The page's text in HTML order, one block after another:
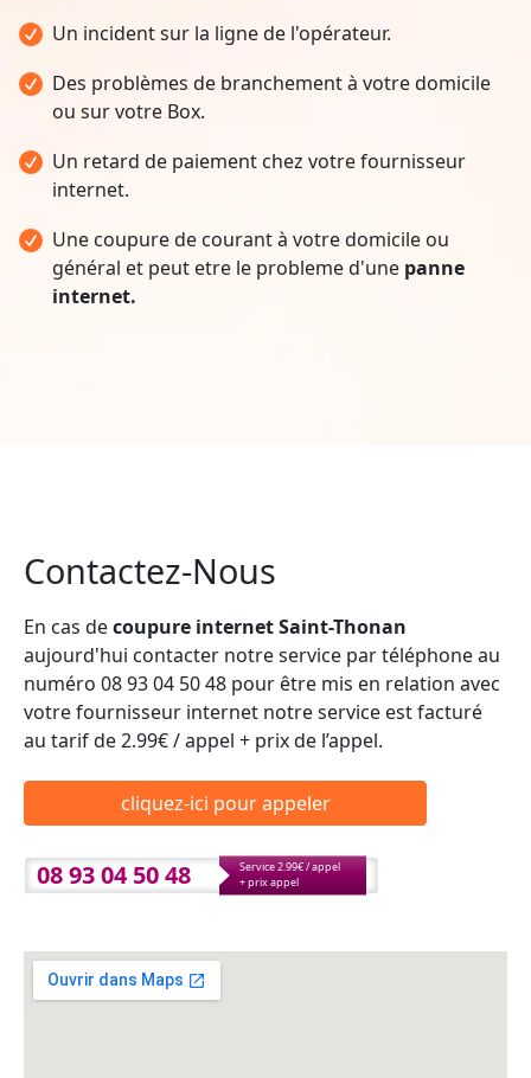
Un incident sur la ligne de l'opérateur.
Des problèmes de branchement à votre domicile
ou sur votre Box.
Un retard de paiement chez votre fournisseur
internet.
Une coupure de courant à votre domicile ou
général et peut etre le probleme d'une panne
internet.
Contactez-Nous
En cas decoupure internet Saint-Thonan
aujourd'hui contacter notre service par téléphone au
numéro 08 93 04 50 48 pour être mis en relation avec
votre fournisseur internet notre service est facturé
au tarif de 2.99€ / appel + prix de l’appel.
cliquez-ici pour appeler
08 93 04 50 48
Service 2.99€ / appel
+ prix appel